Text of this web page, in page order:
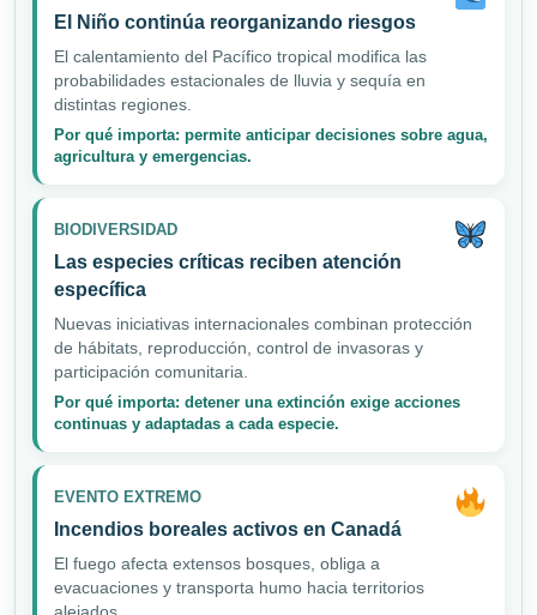
El Niño continúa reorganizando riesgos
El calentamiento del Pacífico tropical modifica las
probabilidades estacionales de lluvia y sequía en
distintas regiones.
Por qué importa: permite anticipar decisiones sobre agua,
agricultura y emergencias.
BIODIVERSIDAD
Las especies críticas reciben atención
específica
Nuevas iniciativas internacionales combinan protección
de hábitats, reproducción, control de invasoras y
participación comunitaria.
Por qué importa: detener una extinción exige acciones
continuas y adaptadas a cada especie.
EVENTO EXTREMO
Incendios boreales activos en Canadá
El fuego afecta extensos bosques, obliga a
evacuaciones y transporta humo hacia territorios
alejados.